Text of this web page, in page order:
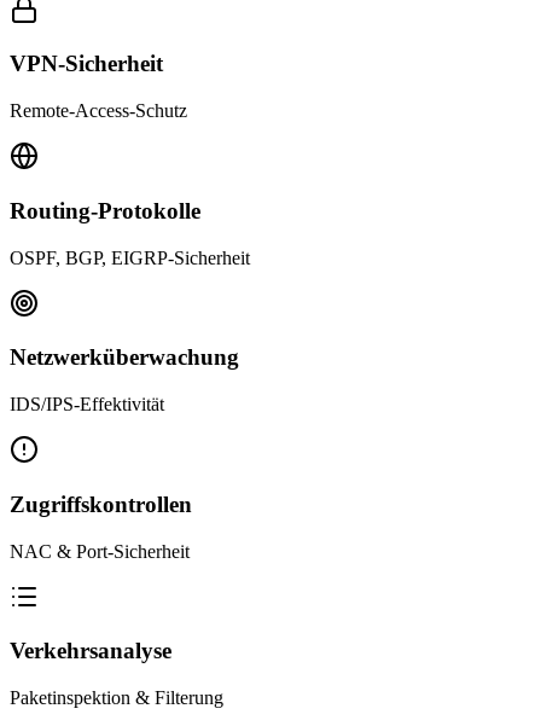
VPN-Sicherheit
Remote-Access-Schutz
Routing-Protokolle
OSPF, BGP, EIGRP-Sicherheit
Netzwerküberwachung
IDS/IPS-Effektivität
Zugriffskontrollen
NAC & Port-Sicherheit
Verkehrsanalyse
Paketinspektion & Filterung